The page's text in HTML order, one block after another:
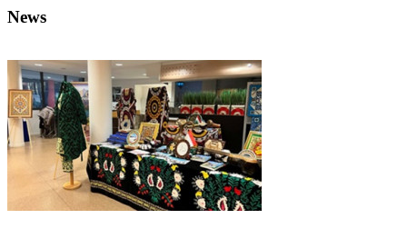
News